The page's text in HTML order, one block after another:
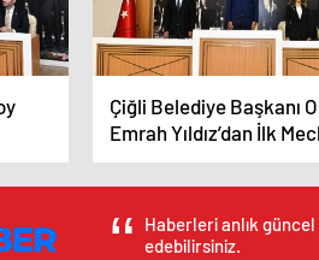
Çiğli Belediye Başkanı
Emrah Yıldız’dan İlk
Uyum Mesajları: “Yapıcı
Muhalefet Katalizördür”
Haberleri anlık
edebilirsiniz.